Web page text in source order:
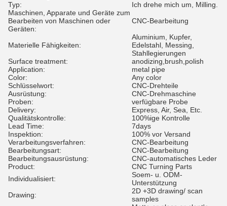
Typ:
Ich drehe mich um, Milling.
Maschinen, Apparate und Geräte zum
Bearbeiten von Maschinen oder
Geräten:
CNC-Bearbeitung
Materielle Fähigkeiten:
Aluminium, Kupfer,
Edelstahl, Messing,
Stahllegierungen
Surface treatment:
anodizing,brush,polish
Application:
metal pipe
Color:
Any color
Schlüsselwort:
CNC-Drehteile
Ausrüstung:
CNC-Drehmaschine
Proben:
verfügbare Probe
Delivery:
Express, Air, Sea, Etc.
Qualitätskontrolle:
100%ige Kontrolle
Lead Time:
7days
Inspektion:
100% vor Versand
Verarbeitungsverfahren:
CNC-Bearbeitung
Bearbeitungsart:
CNC-Bearbeitung
Bearbeitungsausrüstung:
CNC-automatisches Leder
Product:
CNC Turning Parts
Individualisiert:
Soem- u. ODM-
Unterstützung
Drawing:
2D +3D drawing/ scan
samples